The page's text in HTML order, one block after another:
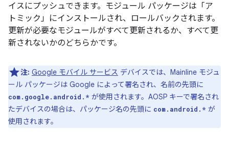
イスにプッシュできます。モジュール パッケージは「ア
トミック」にインストールされ、ロールバックされます。
更新が必要なモジュールがすべて更新されるか、すべて更
新されないかのどちらかです。
注: Google モバイル サービス デバイスでは、Mainline モジュ
ール パッケージは Google によって署名され、名前の先頭に
com.google.android.* が使用されます。AOSP キーで署名され
たデバイスの場合は、パッケージ名の先頭に com.android.* が
使用されます。